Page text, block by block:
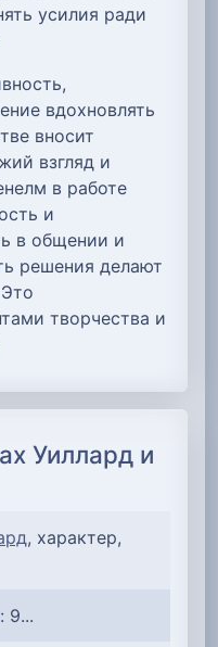
усилия ради
вдохновлять
вносит
взгляд и
в работе
и
в общении и
решения делают
творчества и
Уиллард и
, характер,
: 9...